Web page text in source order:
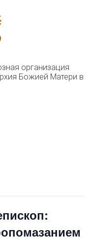
организация
Божией Матери в